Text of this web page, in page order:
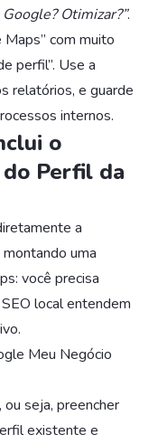
Otimizar?”.
com muito
perfil”. Use a
relatórios, e guarde
internos.
o
Perfil da
a
uma
você precisa
local entendem
Meu Negócio
seja, preencher
existente e